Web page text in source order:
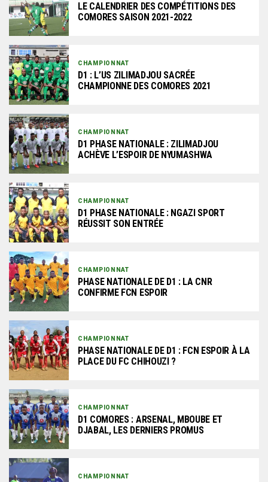
LE CALENDRIER DES COMPÉTITIONS DES
COMORES SAISON 2021-2022
CHAMPIONNAT
D1 : L’US ZILIMADJOU SACRÉE
CHAMPIONNE DES COMORES 2021
CHAMPIONNAT
D1 PHASE NATIONALE : ZILIMADJOU
ACHÈVE L’ESPOIR DE NYUMASHWA
CHAMPIONNAT
D1 PHASE NATIONALE : NGAZI SPORT
RÉUSSIT SON ENTRÉE
CHAMPIONNAT
PHASE NATIONALE DE D1 : LA CNR
CONFIRME FCN ESPOIR
CHAMPIONNAT
PHASE NATIONALE DE D1 : FCN ESPOIR À LA
PLACE DU FC CHIHOUZI ?
CHAMPIONNAT
D1 COMORES : ARSENAL, MBOUBE ET
DJABAL, LES DERNIERS PROMUS
CHAMPIONNAT